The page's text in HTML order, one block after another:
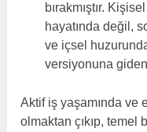
bırakmıştır.
hayatında değil,
ve içsel
versiyonuna
Aktif iş yaşamında ve
olmaktan çıkıp, temel